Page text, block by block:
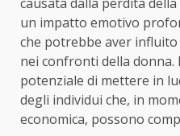
un impatto emotivo
che potrebbe aver
nei confronti della donna.
potenziale di mettere in
degli individui che, in
economica, possono